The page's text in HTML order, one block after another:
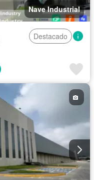
Nave Industrial
Destacado